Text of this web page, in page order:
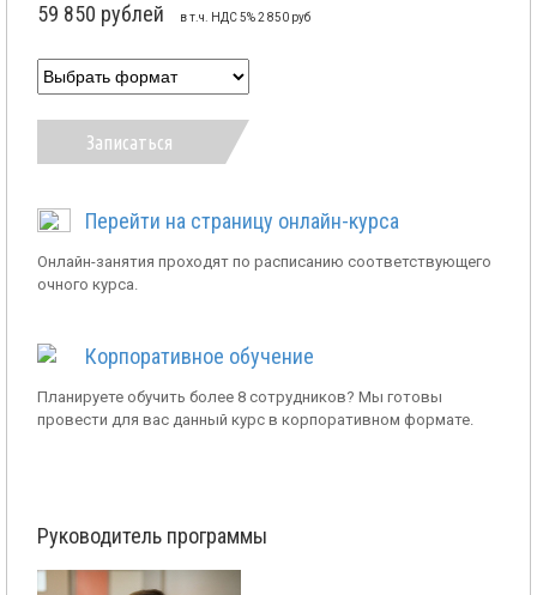
59 850 рублей в т.ч. НДС 5% 2 850 руб
Записаться
Перейти на страницу онлайн-курса
Онлайн-занятия проходят по расписанию соответствующего
очного курса.
Корпоративное обучение
Планируете обучить более 8 сотрудников? Мы готовы
провести для вас данный курс в корпоративном формате.
Руководитель программы